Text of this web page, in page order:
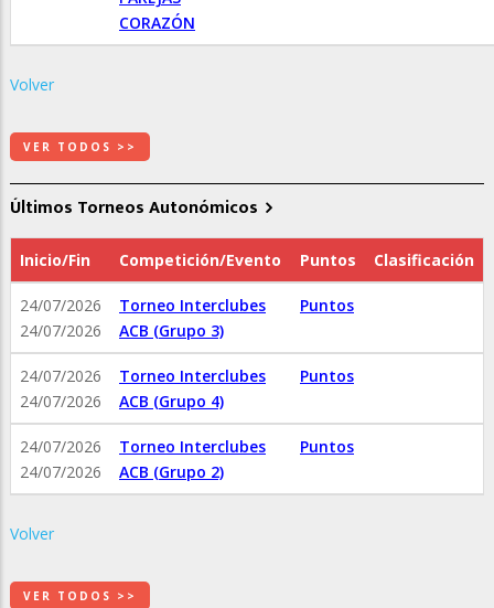
CORAZÓN
Volver
VER TODOS >>
Últimos Torneos Autonómicos
Inicio/Fin Competición/Evento Puntos Clasificación
24/07/2026
24/07/2026
Torneo Interclubes
ACB (Grupo 3)
Puntos
24/07/2026
24/07/2026
Torneo Interclubes
ACB (Grupo 4)
Puntos
24/07/2026
24/07/2026
Torneo Interclubes
ACB (Grupo 2)
Puntos
Volver
VER TODOS >>